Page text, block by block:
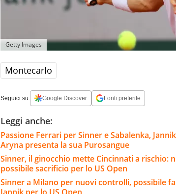
Getty Images
Montecarlo
Seguici su: Google Discover Fonti preferite
Leggi anche:
Passione Ferrari per Sinner e Sabalenka,
Aryna presenta la sua Purosangue
Sinner, il ginocchio mette Cincinnati a rischio:
possibile sacrificio per lo US Open
Sinner a Milano per nuovi controlli, possibile